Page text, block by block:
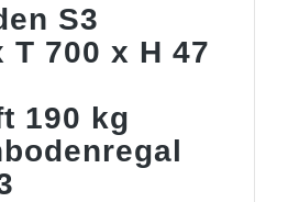
S3
T 700 x H 47
190 kg